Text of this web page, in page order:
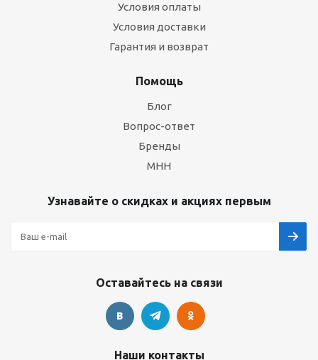
Условия оплаты
Условия доставки
Гарантия и возврат
Помощь
Блог
Вопрос-ответ
Бренды
МНН
Узнавайте о скидках и акциях первым
Оставайтесь на связи
Наши контакты